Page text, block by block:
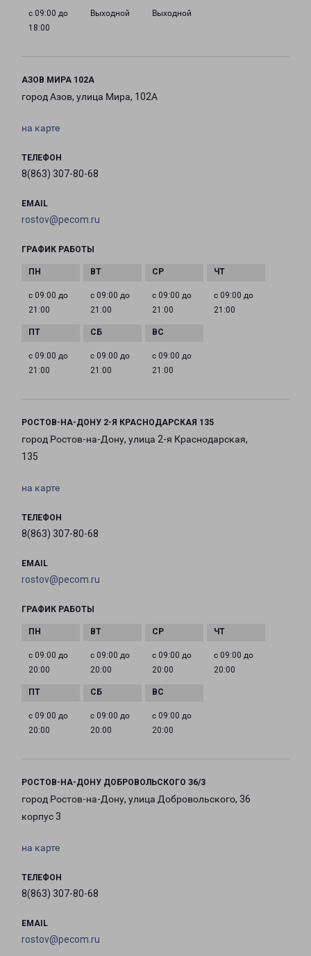
с 09:00 до
18:00
Выходной Выходной
АЗОВ МИРА 102А
город Азов, улица Мира, 102А
на карте
ТЕЛЕФОН
8(863) 307-80-68
EMAIL
rostov@pecom.ru
ГРАФИК РАБОТЫ
с 09:00 до
21:00
с 09:00 до
21:00
с 09:00 до
21:00
с 09:00 до
21:00
с 09:00 до
21:00
с 09:00 до
21:00
с 09:00 до
21:00
РОСТОВ-НА-ДОНУ 2-Я КРАСНОДАРСКАЯ 135
город Ростов-на-Дону, улица 2-я Краснодарская,
135
на карте
ТЕЛЕФОН
8(863) 307-80-68
EMAIL
rostov@pecom.ru
ГРАФИК РАБОТЫ
с 09:00 до
20:00
с 09:00 до
20:00
с 09:00 до
20:00
с 09:00 до
20:00
с 09:00 до
20:00
с 09:00 до
20:00
с 09:00 до
20:00
РОСТОВ-НА-ДОНУ ДОБРОВОЛЬСКОГО З6/3
город Ростов-на-Дону, улица Добровольского, 36
корпус 3
на карте
ТЕЛЕФОН
8(863) 307-80-68
EMAIL
rostov@pecom.ru